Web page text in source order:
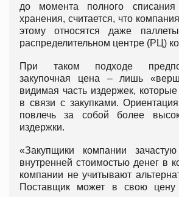
до момента полного
хранения, считается, что
этому относятся даже
распределительном центре (РЦ)
При таком подходе
закупочная цена – лишь
видимая часть издержек,
в связи с закупками.
повлечь за собой более
издержки.
«Закупщики компании
внутренней стоимостью денег в
компании не учитывают
Поставщик может в свою цену